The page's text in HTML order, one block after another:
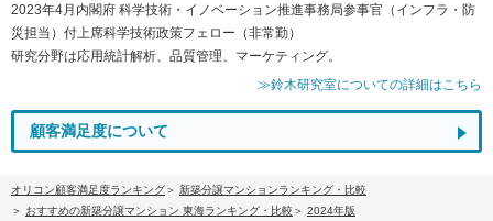
2023年4月内閣府 科学技術・イノベーション推進事務局参事官（インフラ・防
災担当）付上席科学技術政策フェロー（非常勤）
研究分野は応用統計解析、品質管理、マーケティング。
≫鈴木研究室についての詳細はこちら
顧客満足度について
オリコン顧客満足度ランキング
新築分譲マンションランキング・比較
おすすめの新築分譲マンション 東海ランキング・比較
2024年版